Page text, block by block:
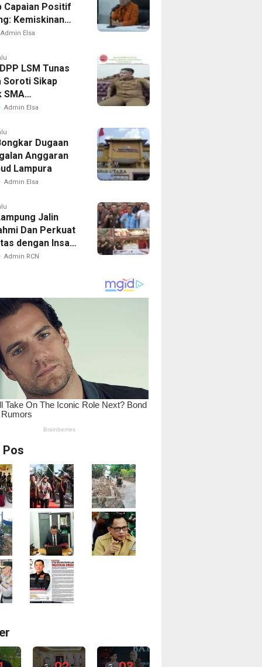
Capaian Positif
Kemiskinan
Terkendali,
Admin Elsa
LSM Tunas
Soroti Sikap
SMA
Soal
Admin Elsa
Dugaan
Anggaran
Lampura
Admin Elsa
Jalin
Dan Perkuat
dengan Insan
Coffee
Admin RCN
Pos